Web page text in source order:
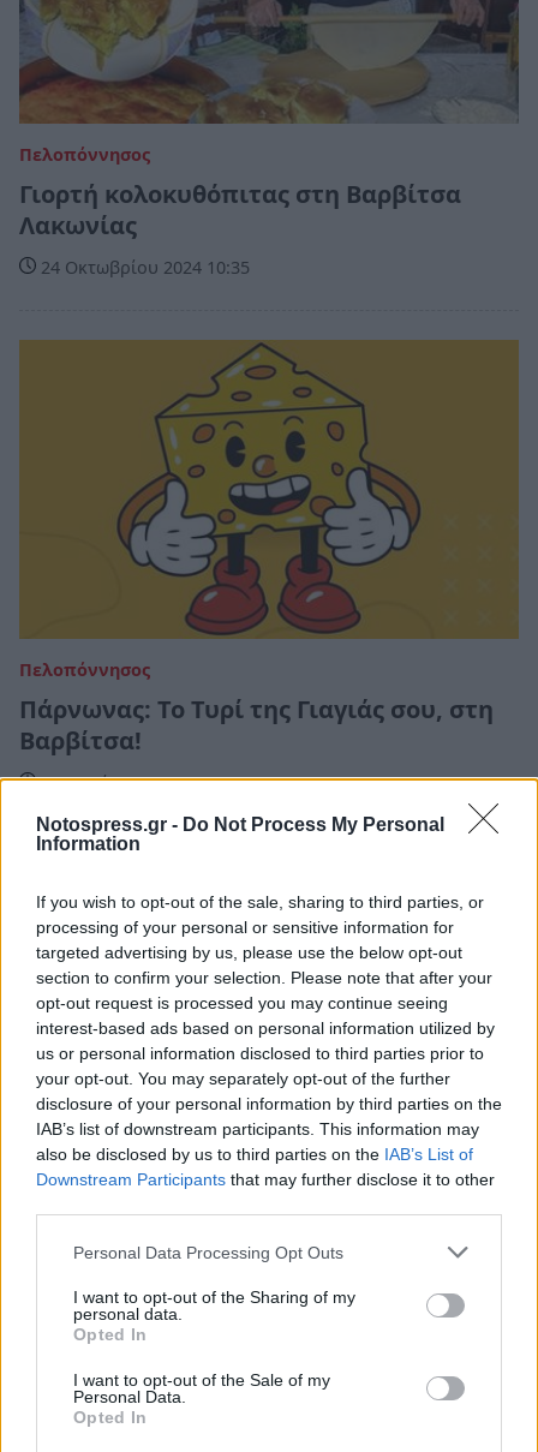
Notospress.gr - Do Not Process My Personal
Information
If you wish to opt-out of the sale, sharing to third parties, or
processing of your personal or sensitive information for
targeted advertising by us, please use the below opt-out
section to confirm your selection. Please note that after your
opt-out request is processed you may continue seeing
interest-based ads based on personal information utilized by
us or personal information disclosed to third parties prior to
your opt-out. You may separately opt-out of the further
disclosure of your personal information by third parties on the
IAB’s list of downstream participants. This information may
also be disclosed by us to third parties on the IAB’s List of
Downstream Participants that may further disclose it to other
Personal Data Processing Opt Outs
I want to opt-out of the Sharing of my
personal data.
Opted In
I want to opt-out of the Sale of my
Personal Data.
Opted In
Πελοπόννησος
Γιορτή κολοκυθόπιτας στη Βαρβίτσα
Λακωνίας
24 Οκτωβρίου 2024 10:35
Πελοπόννησος
Πάρνωνας: Το Τυρί της Γιαγιάς σου, στη
Βαρβίτσα!
30 Ιουνίου 2023 19:41